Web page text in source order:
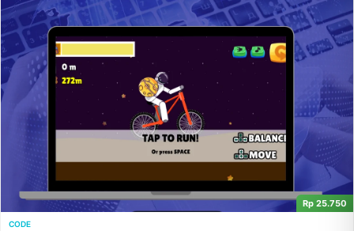
Rp 25.750
CODE